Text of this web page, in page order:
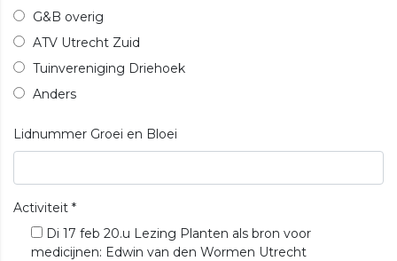
G&B overig
ATV Utrecht Zuid
Tuinvereniging Driehoek
Anders
Lidnummer Groei en Bloei
Activiteit *
Di 17 feb 20.u Lezing Planten als bron voor
medicijnen: Edwin van den Wormen Utrecht